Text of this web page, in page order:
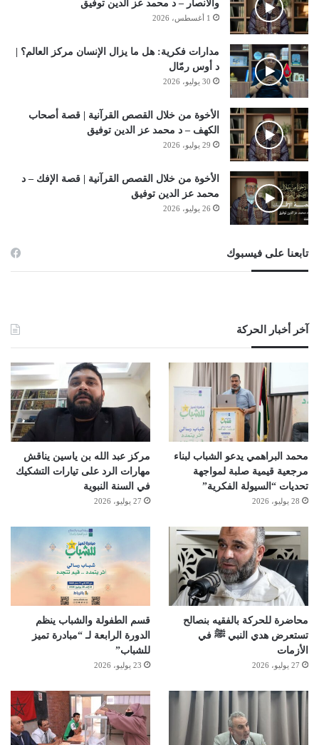
والأنصار – د محمد عز الدين توفيق
1 أغسطس، 2026
مدارات فكرية: هل ما يزال الإنسان مركز العالم؟ |
د أوس رمّال
30 يوليو، 2026
الأخوة من خلال القصص القرآنية | قصة أصحاب
الكهف – د محمد عز الدين توفيق
29 يوليو، 2026
الأخوة من خلال القصص القرآنية | قصة الإفك – د
محمد عز الدين توفيق
26 يوليو، 2026
تابعنا على فيسبوك
آخر أخبار الحركة
محمد البراهمي يدعو الشباب لبناء
مرجعية قيمية صلبة لمواجهة
تحديات “السيولة الفكرية”
28 يوليو، 2026
مركز عبد الله بن ياسين يناقش
مهارات الرد على تيارات التشكيك
في السنة النبوية
27 يوليو، 2026
محاضرة للحركة بالفقيه بنصالح
تستعرض هدي النبي ﷺ في
الأزمات
27 يوليو، 2026
قسم الطفولة والشباب ينظم
الدورة الرابعة لـ “مبادرة تميز
للشباب”
23 يوليو، 2026